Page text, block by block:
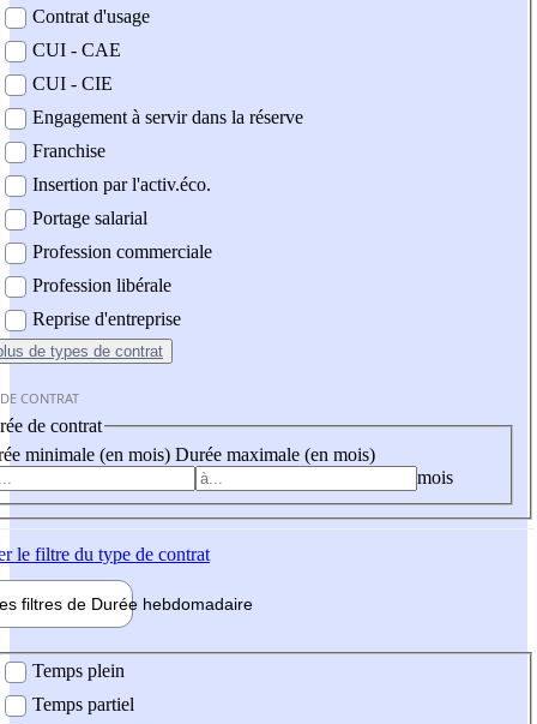
Contrat d'usage
CUI - CAE
CUI - CIE
Engagement à servir dans la réserve
Franchise
Insertion par l'activ.éco.
Portage salarial
Profession commerciale
Profession libérale
Reprise d'entreprise
de types de contrat
CONTRAT
de contrat
minimale (en mois) Durée maximale (en mois)
mois
le filtre du type de contrat
filtres de Durée hebdomadaire
Temps plein
Temps partiel